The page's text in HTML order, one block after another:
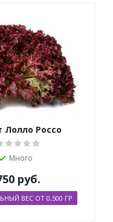
Лолло Россо
Много
руб.
ВЕС ОТ 0,500 ГР